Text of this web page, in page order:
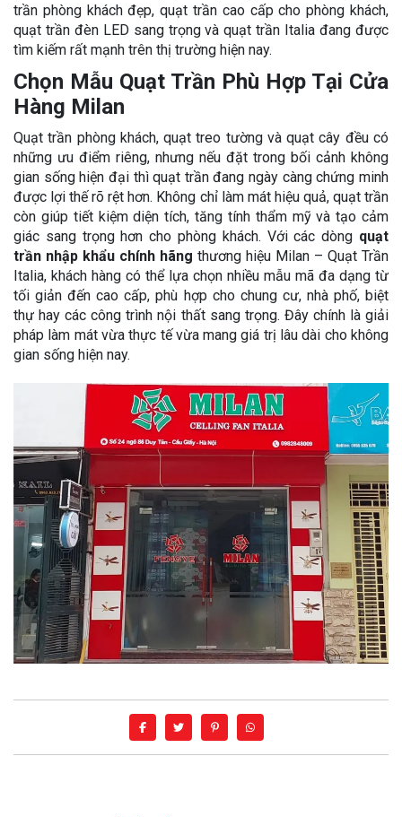
trần phòng khách đẹp, quạt trần cao cấp cho phòng khách,
quạt trần đèn LED sang trọng và quạt trần Italia đang được
tìm kiếm rất mạnh trên thị trường hiện nay.
Chọn Mẫu Quạt Trần Phù Hợp Tại Cửa
Hàng Milan
Quạt trần phòng khách, quạt treo tường và quạt cây đều có
những ưu điểm riêng, nhưng nếu đặt trong bối cảnh không
gian sống hiện đại thì quạt trần đang ngày càng chứng minh
được lợi thế rõ rệt hơn. Không chỉ làm mát hiệu quả, quạt trần
còn giúp tiết kiệm diện tích, tăng tính thẩm mỹ và tạo cảm
giác sang trọng hơn cho phòng khách. Với các dòng quạt
trần nhập khẩu chính hãng thương hiệu Milan – Quạt Trần
Italia, khách hàng có thể lựa chọn nhiều mẫu mã đa dạng từ
tối giản đến cao cấp, phù hợp cho chung cư, nhà phố, biệt
thự hay các công trình nội thất sang trọng. Đây chính là giải
pháp làm mát vừa thực tế vừa mang giá trị lâu dài cho không
gian sống hiện nay.